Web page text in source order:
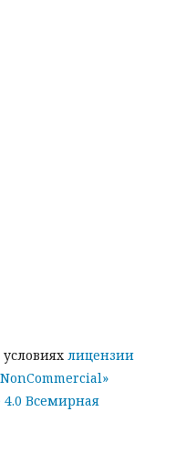
лицензии
Всемирная